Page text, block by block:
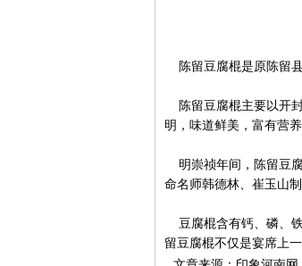
陈留豆腐棍是原陈留县
陈留豆腐棍主要以开
明，味道鲜美，富有营
明崇祯年间，陈留豆腐
命名师韩德林、崔玉山
豆腐棍含有钙、磷、
留豆腐棍不仅是宴席上